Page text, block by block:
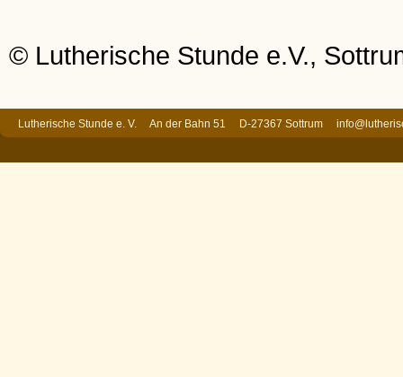
© Lutherische Stunde e.V.,
Lutherische Stunde e. V. An der Bahn 51 D-27367 Sottrum